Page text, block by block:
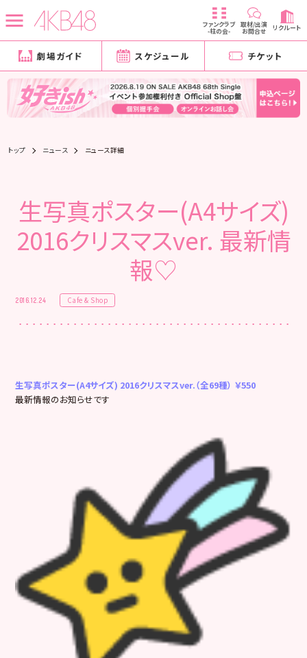
ファンクラブ
-柱の会-
取材/出演
お問合せ リクルート
劇場ガイド スケジュール チケット
トップ ニュース ニュース詳細
生写真ポスター(A4サイズ)
2016クリスマスver. 最新情
報♡
2016.12.24 Cafe & Shop
生写真ポスター(A4サイズ) 2016クリスマスver.（全69種） ￥550
最新情報のお知らせです